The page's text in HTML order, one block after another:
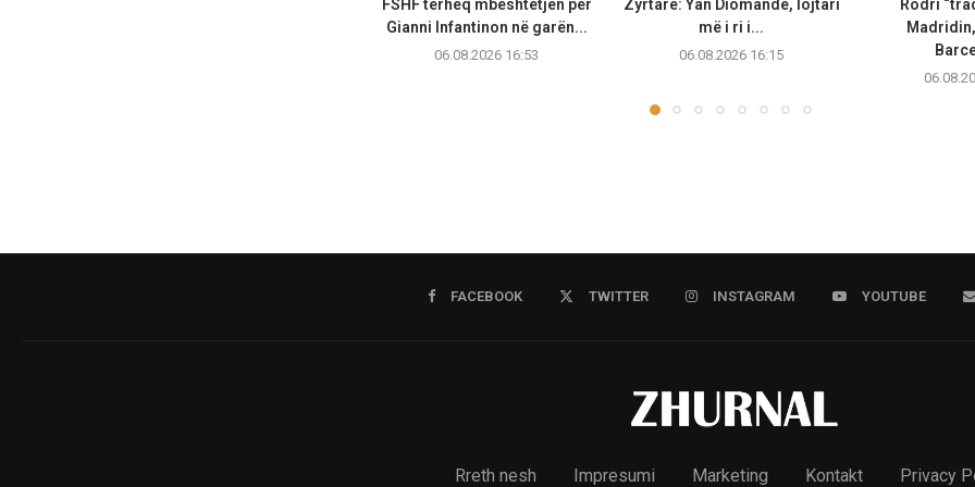
FSHF tërheq mbështetjen për
Gianni Infantinon në garën...
06.08.2026 16:53
Zyrtare: Yan Diomande, lojtari
më i ri i...
06.08.2026 16:15
Rodri
FACEBOOK TWITTER INSTAGRAM YOUTUBE
Rreth nesh Impresumi Marketing Kontakt Privacy